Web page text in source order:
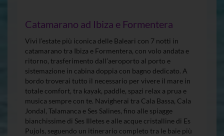
Catamarano ad Ibiza e Formentera
Vivi l’estate più iconica delle Baleari con 7 notti in
catamarano tra Ibiza e Formentera, con volo andata e
ritorno, trasferimento dall’aeroporto al porto e
sistemazione in cabina doppia con bagno dedicato. A
bordo troverai tutto il necessario per vivere il mare in
totale comfort, tra kayak, paddle, spazi relax a prua e
musica sempre con te. Navigherai tra Cala Bassa, Cala
Jondal, Talamanca e Ses Salines, fino alle spiagge
bianchissime di Ses Illetes e alle acque cristalline di Es
Pujols, seguendo un itinerario completo tra le baie più